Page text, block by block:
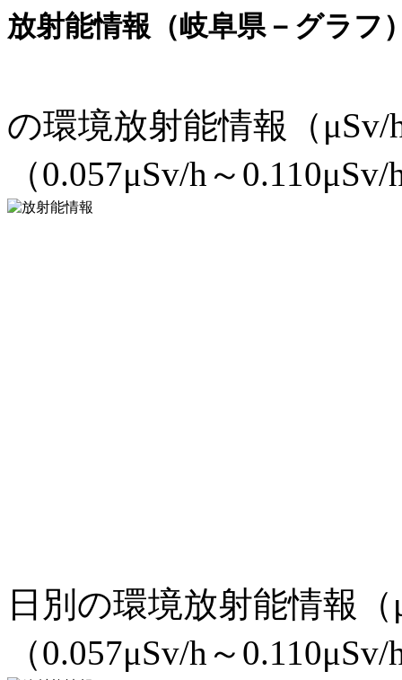
放射能情報（岐阜県－グラフ
の環境放射能情報（
（0.057μSv/h～0.110μSv/
日別の環境放射能情報
（0.057μSv/h～0.110μSv/